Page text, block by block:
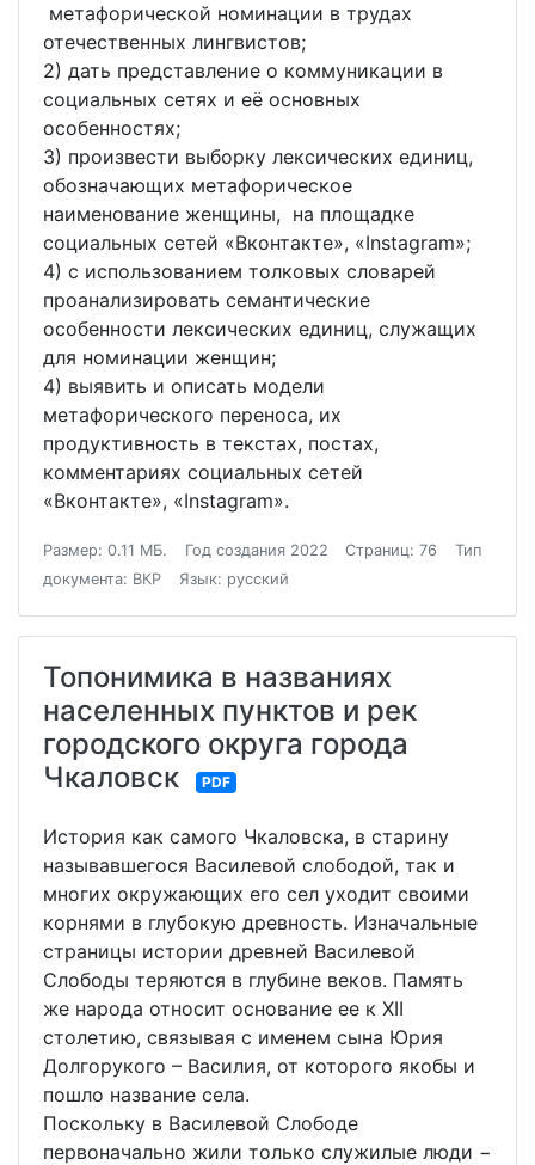
метафорической номинации в трудах
отечественных лингвистов;
2) дать представление о коммуникации в
социальных сетях и её основных
особенностях;
3) произвести выборку лексических единиц,
обозначающих метафорическое
наименование женщины, на площадке
социальных сетей «Вконтакте», «Instagram»;
4) с использованием толковых словарей
проанализировать семантические
особенности лексических единиц, служащих
для номинации женщин;
4) выявить и описать модели
метафорического переноса, их
продуктивность в текстах, постах,
комментариях социальных сетей
«Вконтакте», «Instagram».
Размер: 0.11 МБ. Год создания 2022 Страниц: 76
Тип
документа: ВКР
Язык: русский
Топонимика в названиях
населенных пунктов и рек
городского округа города
Чкаловск
PDF
История как самого Чкаловска, в старину
называвшегося Василевой слободой, так и
многих окружающих его сел уходит своими
корнями в глубокую древность. Изначальные
страницы истории древней Василевой
Слободы теряются в глубине веков. Память
же народа относит основание ее к XII
столетию, связывая с именем сына Юрия
Долгорукого – Василия, от которого якобы и
пошло название села.
Поскольку в Василевой Слободе
первоначально жили только служилые люди −